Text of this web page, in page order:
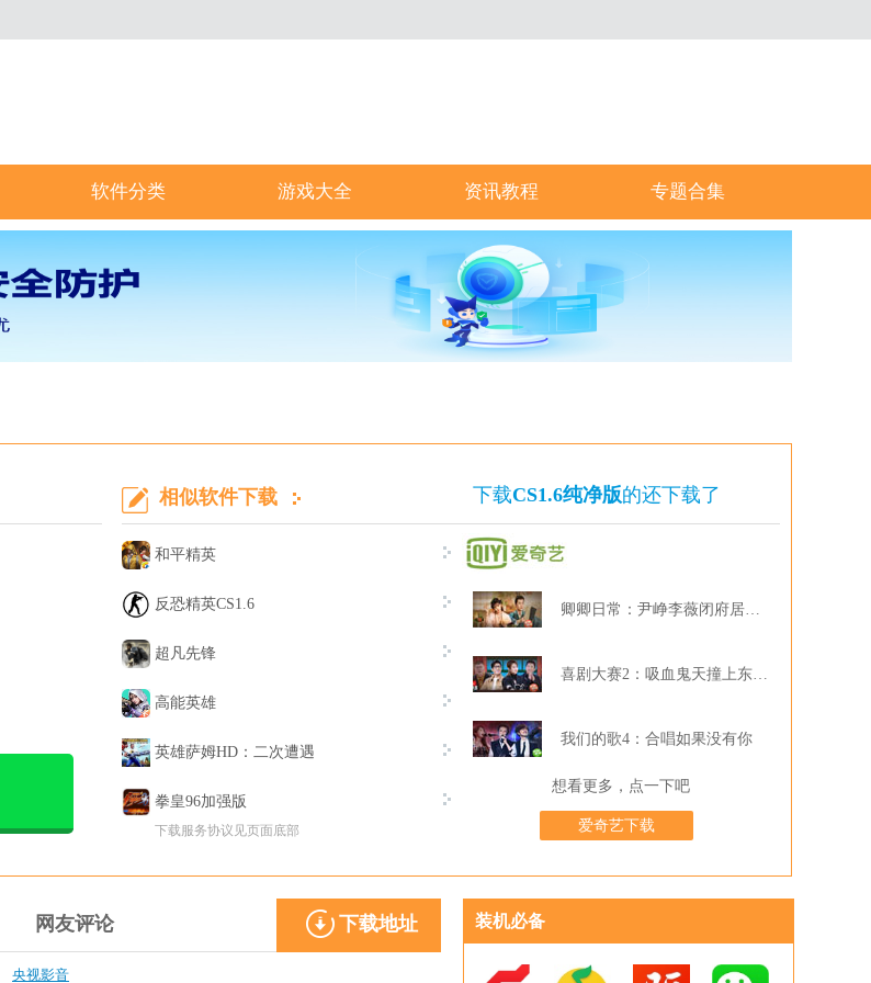
软件分类 游戏大全 资讯教程 专题合集
下载CS1.6纯净版的还下载了
卿卿日常：尹峥李薇闭府居家打牌
喜剧大赛2：吸血鬼天撞上东北波er
我们的歌4：合唱如果没有你
想看更多，点一下吧
爱奇艺下载
相似软件下载
和平精英
反恐精英CS1.6
超凡先锋
高能英雄
英雄萨姆HD：二次遭遇
拳皇96加强版
下载服务协议见页面底部
网友评论 下载地址
央视影音
装机必备